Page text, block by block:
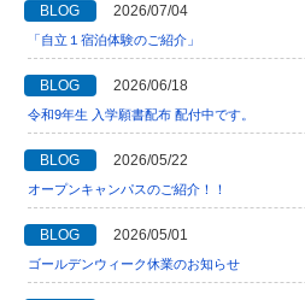
BLOG 2026/07/04
「自立１宿泊体験のご紹介」
BLOG 2026/06/18
令和9年生 入学願書配布 配付中です。
BLOG 2026/05/22
オープンキャンパスのご紹介！！
BLOG 2026/05/01
ゴールデンウィーク休業のお知らせ